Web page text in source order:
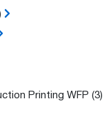
Printing WFP (3)